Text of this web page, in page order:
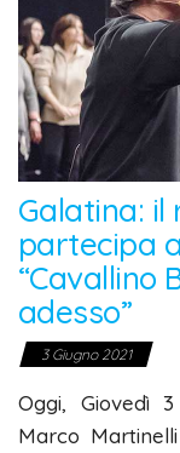
Galatina: il
partecipa
“Cavallino
adesso”
3 Giugno 2021
Oggi, Giovedì
Marco